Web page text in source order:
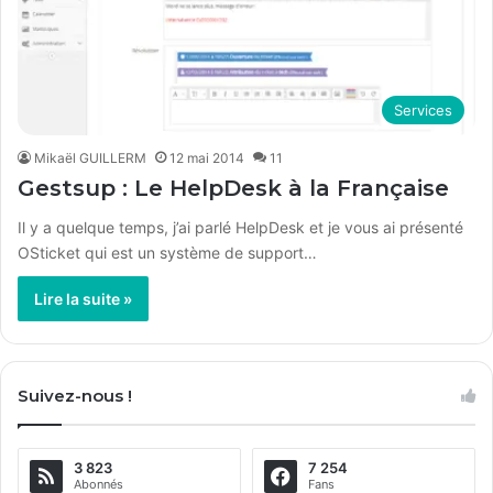
Services
Mikaël GUILLERM 12 mai 2014 11
Gestsup : Le HelpDesk à la Française
Il y a quelque temps, j’ai parlé HelpDesk et je vous ai présenté
OSticket qui est un système de support…
Lire la suite »
Suivez-nous !
3 823
Abonnés
7 254
Fans